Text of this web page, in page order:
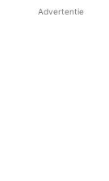
Advertentie